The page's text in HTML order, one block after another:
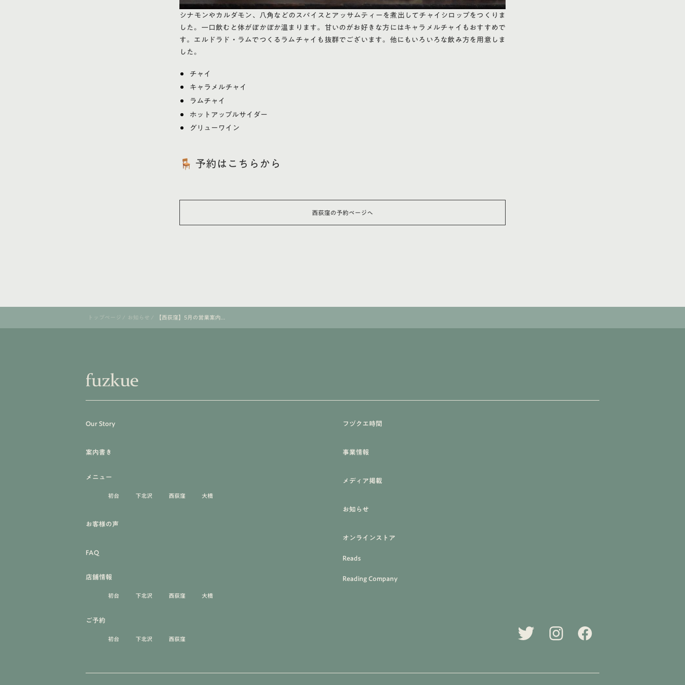
シナモンやカルダモン、八角などのスパイスとアッサムティーを煮出してチャイシロップをつくりま
した。一口飲むと体がぽかぽか温まります。甘いのがお好きな方にはキャラメルチャイもおすすめで
す。エルドラド・ラムでつくるラムチャイも抜群でございます。他にもいろいろな飲み方を用意しま
した。
チャイ
キャラメルチャイ
ラムチャイ
ホットアップルサイダー
グリューワイン
🪑 予約はこちらから
西荻窪の予約ページへ
トップページ / お知らせ / 【西荻窪】5月の営業案内...
Our Story
案内書き
メニュー
初台 下北沢 西荻窪 大橋
お客様の声
FAQ
店舗情報
初台 下北沢 西荻窪 大橋
ご予約
初台 下北沢 西荻窪
フヅクエ時間
事業情報
メディア掲載
お知らせ
オンラインストア
Reads
Reading Company